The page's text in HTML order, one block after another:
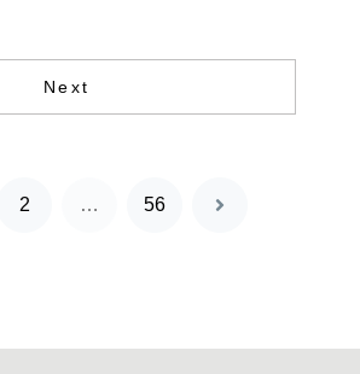
Next
2 … 56
次